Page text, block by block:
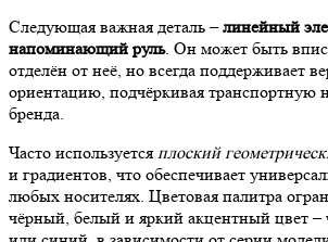
Следующая важная деталь –линейный
напоминающий руль. Он может быть
отделён от неё, но всегда поддерживает
ориентацию, подчёркивая транспортную
бренда.
Часто используется плоский
и градиентов, что обеспечивает
любых носителях. Цветовая палитра
чёрный, белый и яркий акцентный цвет –